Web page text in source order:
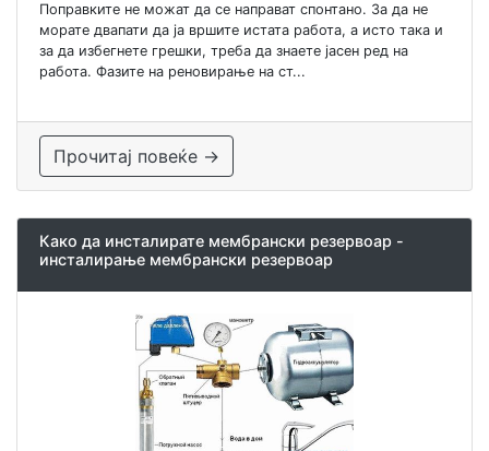
Поправките не можат да се направат спонтано. За да не
морате двапати да ја вршите истата работа, а исто така и
за да избегнете грешки, треба да знаете јасен ред на
работа. Фазите на реновирање на ст...
Прочитај повеќе →
Како да инсталирате мембрански резервоар -
инсталирање мембрански резервоар